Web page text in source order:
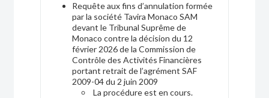
Dossier d’agrément
Les obligations réglementaires
Modifications
Obligations périodiques
Requête aux fins d’annulation formée
par la société Tavira Monaco SAM
devant le Tribunal Suprême de
Monaco contre la décision du 12
février 2026 de la Commission de
Contrôle des Activités Financières
portant retrait de l’agrément SAF
2009-04 du 2 juin 2009
La procédure est en cours.